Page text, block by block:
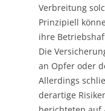
Verbreitung
Prinzipiell
ihre
Die
an Opfer oder
Allerdings
derartige